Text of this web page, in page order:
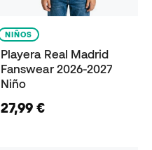
NIÑOS
Playera Real Madrid
Fanswear 2026-2027
Niño
27,99 €